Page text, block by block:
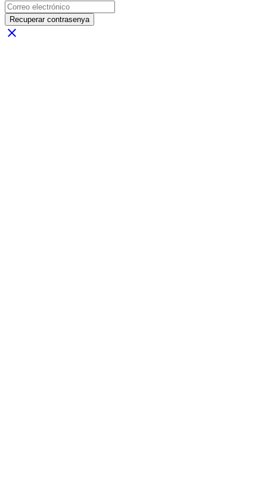
Recuperar contrasenya
close